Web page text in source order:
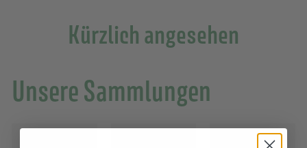
Kürzlich angesehen
Unsere Sammlungen